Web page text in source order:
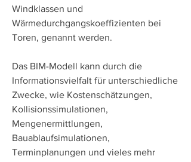
Windklassen und
Wärmedurchgangskoeffizienten bei
Toren, genannt werden.
Das BIM-Modell kann durch die
Informationsvielfalt für unterschiedliche
Zwecke, wie Kostenschätzungen,
Kollisionssimulationen,
Mengenermittlungen,
Bauablaufsimulationen,
Terminplanungen und vieles mehr